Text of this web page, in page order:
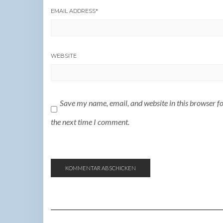
EMAIL ADDRESS*
WEBSITE
Save my name, email, and website in this browser
the next time I comment.